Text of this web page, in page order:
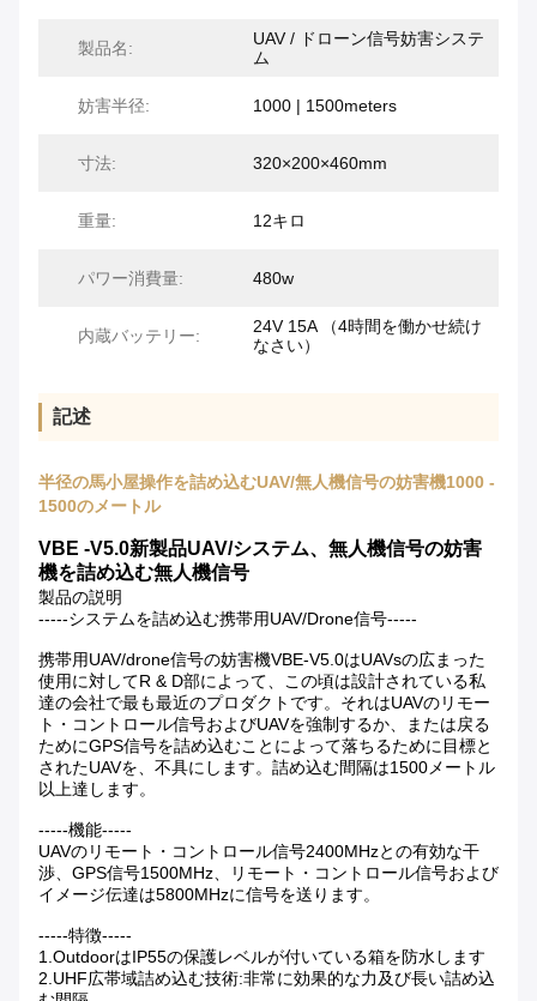
製品名:
UAV / ドローン信号妨害システ
ム
妨害半径: 1000 | 1500meters
寸法: 320×200×460mm
重量: 12キロ
パワー消費量: 480w
内蔵バッテリー:
24V 15A （4時間を働かせ続け
なさい）
記述
半径の馬小屋操作を詰め込むUAV/無人機信号の妨害機1000 -
1500のメートル
VBE -V5.0新製品UAV/システム、無人機信号の妨害
機を詰め込む無人機信号
製品の説明
-----システムを詰め込む携帯用UAV/Drone信号-----
携帯用UAV/drone信号の妨害機VBE-V5.0はUAVsの広まった
使用に対してR & D部によって、この頃は設計されている私
達の会社で最も最近のプロダクトです。それはUAVのリモー
ト・コントロール信号およびUAVを強制するか、または戻る
ためにGPS信号を詰め込むことによって落ちるために目標と
されたUAVを、不具にします。詰め込む間隔は1500メートル
以上達します。
-----機能-----
UAVのリモート・コントロール信号2400MHzとの有効な干
渉、GPS信号1500MHz、リモート・コントロール信号および
イメージ伝達は5800MHzに信号を送ります。
-----特徴-----
1.OutdoorはIP55の保護レベルが付いている箱を防水します
2.UHF広帯域詰め込む技術:非常に効果的な力及び長い詰め込